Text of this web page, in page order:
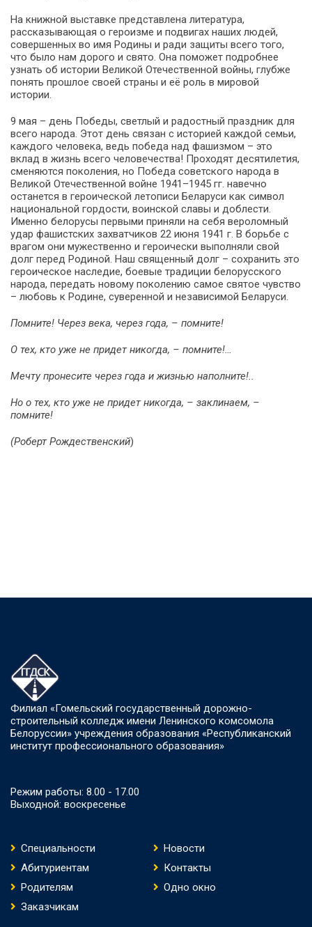
На книжной выставке представлена литература,
рассказывающая о героизме и подвигах наших людей,
совершенных во имя Родины и ради защиты всего того,
что было нам дорого и свято. Она поможет подробнее
узнать об истории Великой Отечественной войны, глубже
понять прошлое своей страны и её роль в мировой
истории.
9 мая – день Победы, светлый и радостный праздник для
всего народа. Этот день связан с историей каждой семьи,
каждого человека, ведь победа над фашизмом – это
вклад в жизнь всего человечества! Проходят десятилетия,
сменяются поколения, но Победа советского народа в
Великой Отечественной войне 1941–1945 гг. навечно
останется в героической летописи Беларуси как символ
национальной гордости, воинской славы и доблести.
Именно белорусы первыми приняли на себя вероломный
удар фашистских захватчиков 22 июня 1941 г. В борьбе с
врагом они мужественно и героически выполняли свой
долг перед Родиной. Наш священный долг – сохранить это
героическое наследие, боевые традиции белорусского
народа, передать новому поколению самое святое чувство
– любовь к Родине, суверенной и независимой Беларуси.
Помните! Через века, через года, – помните!
О тех, кто уже не придет никогда, – помните!…
Мечту пронесите через года и жизнью наполните!..
Но о тех, кто уже не придет никогда, – заклинаем, –
помните!
(Роберт Рождественский)
Филиал «Гомельский государственный дорожно-
строительный колледж имени Ленинского комсомола
Белоруссии» учреждения образования «Республиканский
институт профессионального образования»
Режим работы: 8.00 - 17.00
Выходной: воскресенье
Специальности
Новости
Абитуриентам
Контакты
Родителям
Одно окно
Заказчикам